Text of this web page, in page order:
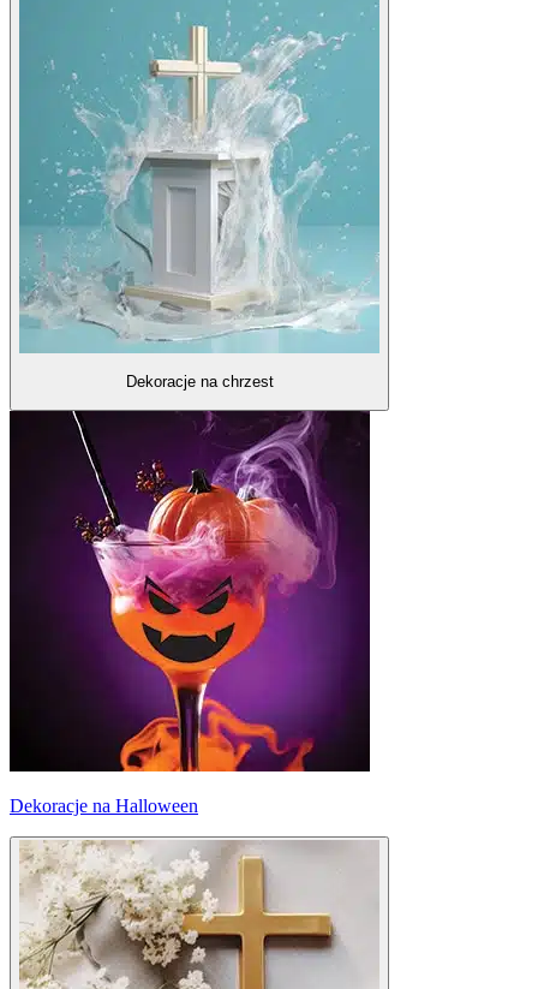
Dekoracje na chrzest
Dekoracje na Halloween